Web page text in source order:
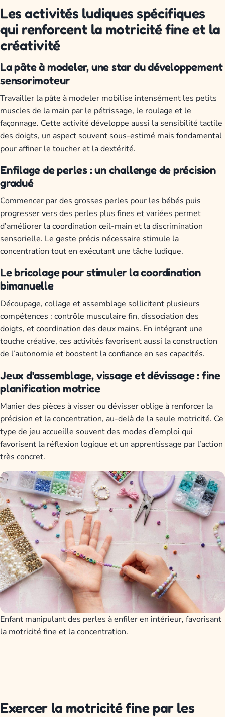
Les activités ludiques spécifiques
qui renforcent la motricité fine et la
créativité
La pâte à modeler, une star du développement
sensorimoteur
Travailler la pâte à modeler mobilise intensément les petits
muscles de la main par le pétrissage, le roulage et le
façonnage. Cette activité développe aussi la sensibilité tactile
des doigts, un aspect souvent sous-estimé mais fondamental
pour affiner le toucher et la dextérité.
Enfilage de perles : un challenge de précision
gradué
Commencer par des grosses perles pour les bébés puis
progresser vers des perles plus fines et variées permet
d’améliorer la coordination œil-main et la discrimination
sensorielle. Le geste précis nécessaire stimule la
concentration tout en exécutant une tâche ludique.
Le bricolage pour stimuler la coordination
bimanuelle
Découpage, collage et assemblage sollicitent plusieurs
compétences : contrôle musculaire fin, dissociation des
doigts, et coordination des deux mains. En intégrant une
touche créative, ces activités favorisent aussi la construction
de l’autonomie et boostent la confiance en ses capacités.
Jeux d’assemblage, vissage et dévissage : fine
planification motrice
Manier des pièces à visser ou dévisser oblige à renforcer la
précision et la concentration, au-delà de la seule motricité. Ce
type de jeu accueille souvent des modes d’emploi qui
favorisent la réflexion logique et un apprentissage par l’action
très concret.
Enfant manipulant des perles à enfiler en intérieur, favorisant
la motricité fine et la concentration.
Exercer la motricité fine par les